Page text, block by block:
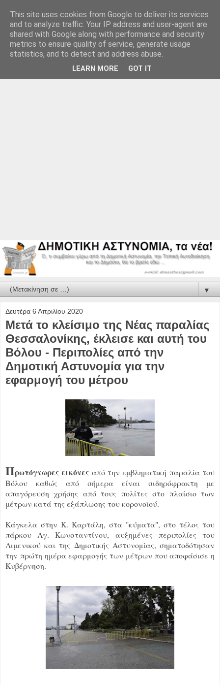
▼
Δευτέρα 6 Απριλίου 2020
Μετά το κλείσιμο της Νέας παραλίας
Θεσσαλονίκης, έκλεισε και αυτή του
Βόλου - Περιπολίες από την
Δημοτική Αστυνομία για την
εφαρμογή του μέτρου
Πρωτόγνωρες εικόνες από την εμβληματική παραλία του
Βόλου καθώς από σήμερα είναι σιδηρόφρακτη με
απαγόρευση χρήσης από τους πολίτες στο πλαίσιο των
μέτρων κατά της εξάπλωσης του κορονοϊού.
Κάγκελα στην Κ. Καρτάλη, στα "κύματα", στο τέλος του
πάρκου Αγ. Κωνσταντίνου, αυξημένες περιπολίες του
Λιμενικού και της Δημοτικής Αστυνομίας, σηματοδότησαν
την πρώτη ημέρα εφαρμογής των μέτρων που αποφάσισε η
Κυβέρνηση.
This site uses cookies from Google to deliver its services
and to analyze traffic. Your IP address and user-agent are
shared with Google along with performance and security
metrics to ensure quality of service, generate usage
statistics, and to detect and address abuse.
LEARN MORE GOT IT